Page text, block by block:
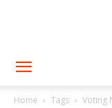
Home Tags Voting